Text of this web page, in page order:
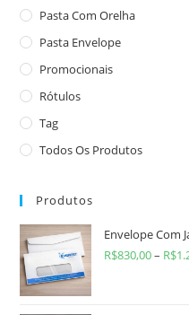
Pasta Com Orelha
Pasta Envelope
Promocionais
Rótulos
Tag
Todos Os Produtos
Produtos
Envelope Com
R$830,00– R$